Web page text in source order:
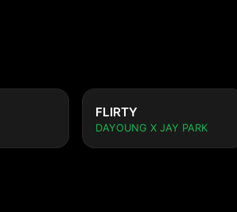
FLIRTY
DAYOUNG X JAY PARK